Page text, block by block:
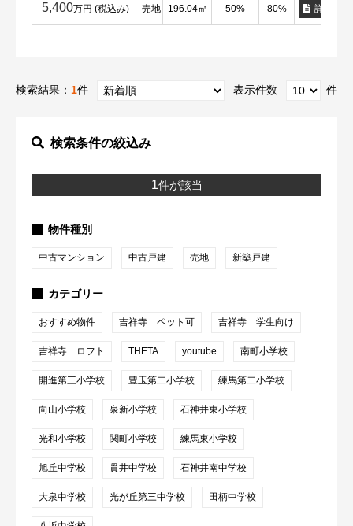
検索条件の絞込み
1件が該当
物件種別
中古マンション 中古戸建 売地 新築戸建
カテゴリー
おすすめ物件 吉祥寺 ペット可 吉祥寺 学生向け
吉祥寺 ロフト THETA youtube 南町小学校
開進第三小学校 豊玉第二小学校 練馬第二小学校
向山小学校 泉新小学校 石神井東小学校
光和小学校 関町小学校 練馬東小学校
旭丘中学校 貫井中学校 石神井南中学校
大泉中学校 光が丘第三中学校 田柄中学校
5,400万円 (税込み) 売地 196.04㎡ 50% 80% 詳細
検索結果： 1件 表示件数 件